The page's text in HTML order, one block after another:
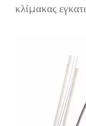
κλίμακας